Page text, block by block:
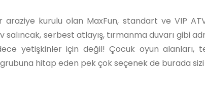
araziye kurulu olan MaxFun, standart ve VIP
salıncak, serbest atlayış, tırmanma duvarı gibi
yetişkinler için değil! Çocuk oyun
hitap eden pek çok seçenek de burada